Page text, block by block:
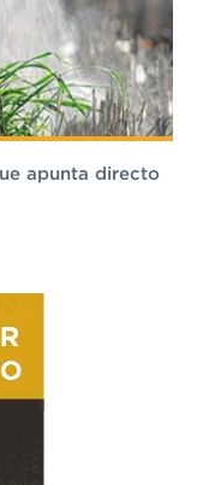
apunta directo